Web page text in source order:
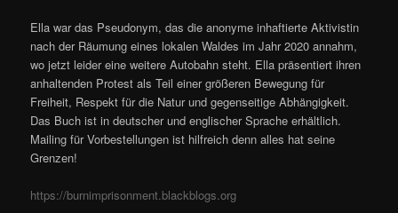
Ella war das Pseudonym, das die anonyme inhaftierte Aktivistin
nach der Räumung eines lokalen Waldes im Jahr 2020 annahm,
wo jetzt leider eine weitere Autobahn steht. Ella präsentiert ihren
anhaltenden Protest als Teil einer größeren Bewegung für
Freiheit, Respekt für die Natur und gegenseitige Abhängigkeit.
Das Buch ist in deutscher und englischer Sprache erhältlich.
Mailing für Vorbestellungen ist hilfreich denn alles hat seine
Grenzen!
https://burnimprisonment.blackblogs.org